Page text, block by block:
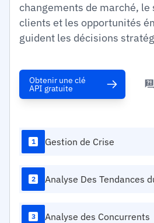
changements de marché, le
clients et les opportunités
guident les décisions
Obtenir une clé
API gratuite
1 Gestion de Crise
2 Analyse Des Tendances
3 Analyse des Concurrents